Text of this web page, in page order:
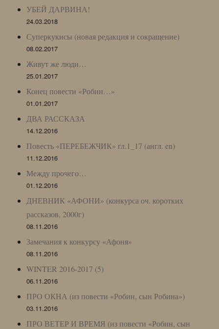
УБЕЙ ДАРВИНА!
24.03.2018
Суперкукисы (новая редакция и сокращение)
08.02.2017
Живут же люди…
25.01.2017
Конец повести «Робин…»
01.01.2017
ДВА РАССКАЗА
14.12.2016
Повесть «ПЕРЕБЕЖЧИК» гл.1_17 (англ. en)
11.12.2016
Между прочего…
01.12.2016
ДНЕВНИК «АФОНИ» (конкурса оч. коротких
рассказов, 2000г)
08.11.2016
Замечания к конкурсу «Афоня»
08.11.2016
WINTER 2016-2017 (5)
06.11.2016
ПРО ОКНА (из повести «Робин, сын Робина»)
03.11.2016
ПРО ВЕТЕР И ВРЕМЯ (из повести «Робин, сын